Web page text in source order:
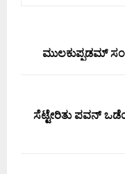
ಮುಲಕುಪ್ಪಡಮ್
ಸೆಟ್ಟೇರಿತು ಪವನ್